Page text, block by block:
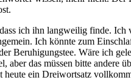
ich ihn langweilig finde. Ich
Ich könnte zum
Beruhigungstee. Wäre ich
das müssen bitte andere
heute ein Dreiwortsatz